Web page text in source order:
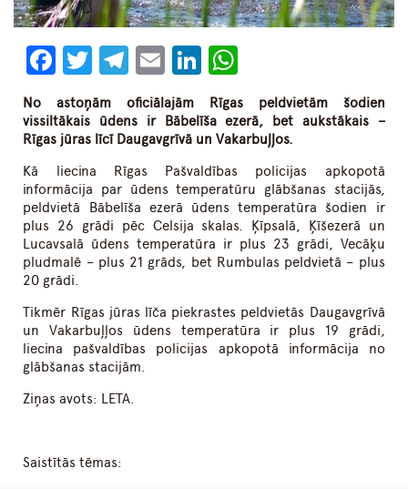
Facebook
Twitter
Telegram
EmailLinkedIn
No astoņām oficiālajām Rīgas peldvietām šodien
vissiltākais ūdens ir Bābelīša ezerā, bet aukstākais –
Rīgas jūras līcī Daugavgrīvā un Vakarbuļļos.
Kā liecina Rīgas Pašvaldības policijas apkopotā
informācija par ūdens temperatūru glābšanas stacijās,
peldvietā Bābelīša ezerā ūdens temperatūra šodien ir
plus 26 grādi pēc Celsija skalas. Ķīpsalā, Ķīšezerā un
Lucavsalā ūdens temperatūra ir plus 23 grādi, Vecāķu
pludmalē – plus 21 grāds, bet Rumbulas peldvietā – plus
20 grādi.
Tikmēr Rīgas jūras līča piekrastes peldvietās Daugavgrīvā
un Vakarbuļļos ūdens temperatūra ir plus 19 grādi,
liecina pašvaldības policijas apkopotā informācija no
glābšanas stacijām.
Ziņas avots: LETA.
Saistītās tēmas: